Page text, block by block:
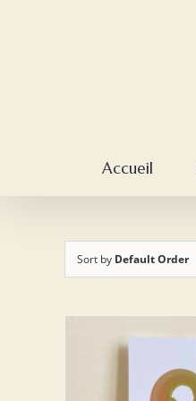
Accueil
Sort by Default Order